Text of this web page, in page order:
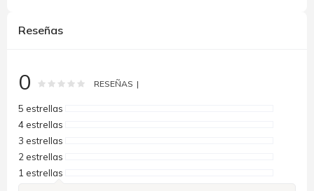
Reseñas
0 Rating: % of100
RESEÑAS
5 estrellas
4 estrellas
3 estrellas
2 estrellas
1 estrellas